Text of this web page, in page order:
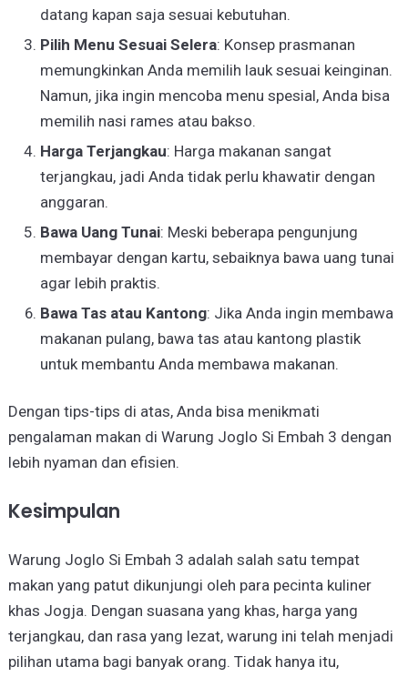
datang kapan saja sesuai kebutuhan.
Pilih Menu Sesuai Selera: Konsep prasmanan
memungkinkan Anda memilih lauk sesuai keinginan.
Namun, jika ingin mencoba menu spesial, Anda bisa
memilih nasi rames atau bakso.
Harga Terjangkau: Harga makanan sangat
terjangkau, jadi Anda tidak perlu khawatir dengan
anggaran.
Bawa Uang Tunai: Meski beberapa pengunjung
membayar dengan kartu, sebaiknya bawa uang tunai
agar lebih praktis.
Bawa Tas atau Kantong: Jika Anda ingin membawa
makanan pulang, bawa tas atau kantong plastik
untuk membantu Anda membawa makanan.
Dengan tips-tips di atas, Anda bisa menikmati
pengalaman makan di Warung Joglo Si Embah 3 dengan
lebih nyaman dan efisien.
Kesimpulan
Warung Joglo Si Embah 3 adalah salah satu tempat
makan yang patut dikunjungi oleh para pecinta kuliner
khas Jogja. Dengan suasana yang khas, harga yang
terjangkau, dan rasa yang lezat, warung ini telah menjadi
pilihan utama bagi banyak orang. Tidak hanya itu,